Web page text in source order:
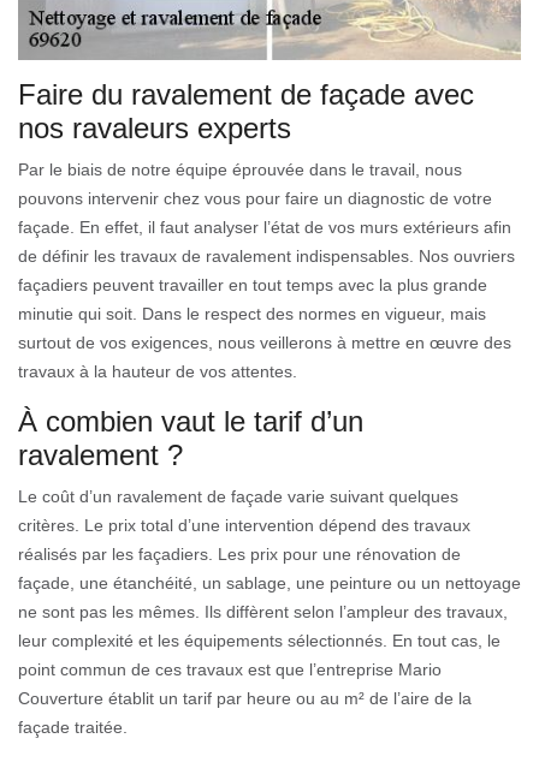
Faire du ravalement de façade avec
nos ravaleurs experts
Par le biais de notre équipe éprouvée dans le travail, nous
pouvons intervenir chez vous pour faire un diagnostic de votre
façade. En effet, il faut analyser l’état de vos murs extérieurs afin
de définir les travaux de ravalement indispensables. Nos ouvriers
façadiers peuvent travailler en tout temps avec la plus grande
minutie qui soit. Dans le respect des normes en vigueur, mais
surtout de vos exigences, nous veillerons à mettre en œuvre des
travaux à la hauteur de vos attentes.
À combien vaut le tarif d’un
ravalement ?
Le coût d’un ravalement de façade varie suivant quelques
critères. Le prix total d’une intervention dépend des travaux
réalisés par les façadiers. Les prix pour une rénovation de
façade, une étanchéité, un sablage, une peinture ou un nettoyage
ne sont pas les mêmes. Ils diffèrent selon l’ampleur des travaux,
leur complexité et les équipements sélectionnés. En tout cas, le
point commun de ces travaux est que l’entreprise Mario
Couverture établit un tarif par heure ou au m² de l’aire de la
façade traitée.